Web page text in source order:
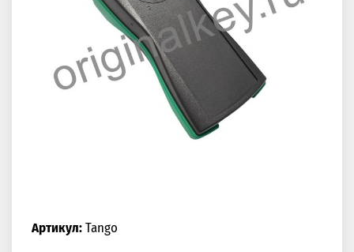
Артикул:Tango